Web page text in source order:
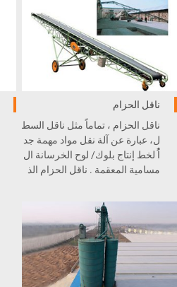
ناقل الحزام
ناقل الحزام ، تماماً مثل ناقل السط
ل، عبارة عن آلة نقل مواد مهمة جد
اًُ لخط إنتاج بلوك/ لوح الخرسانة ال
مسامية المعقمة . ناقل الحزام الذ
ل بسيط، صيانة بسيطة، و مكونات